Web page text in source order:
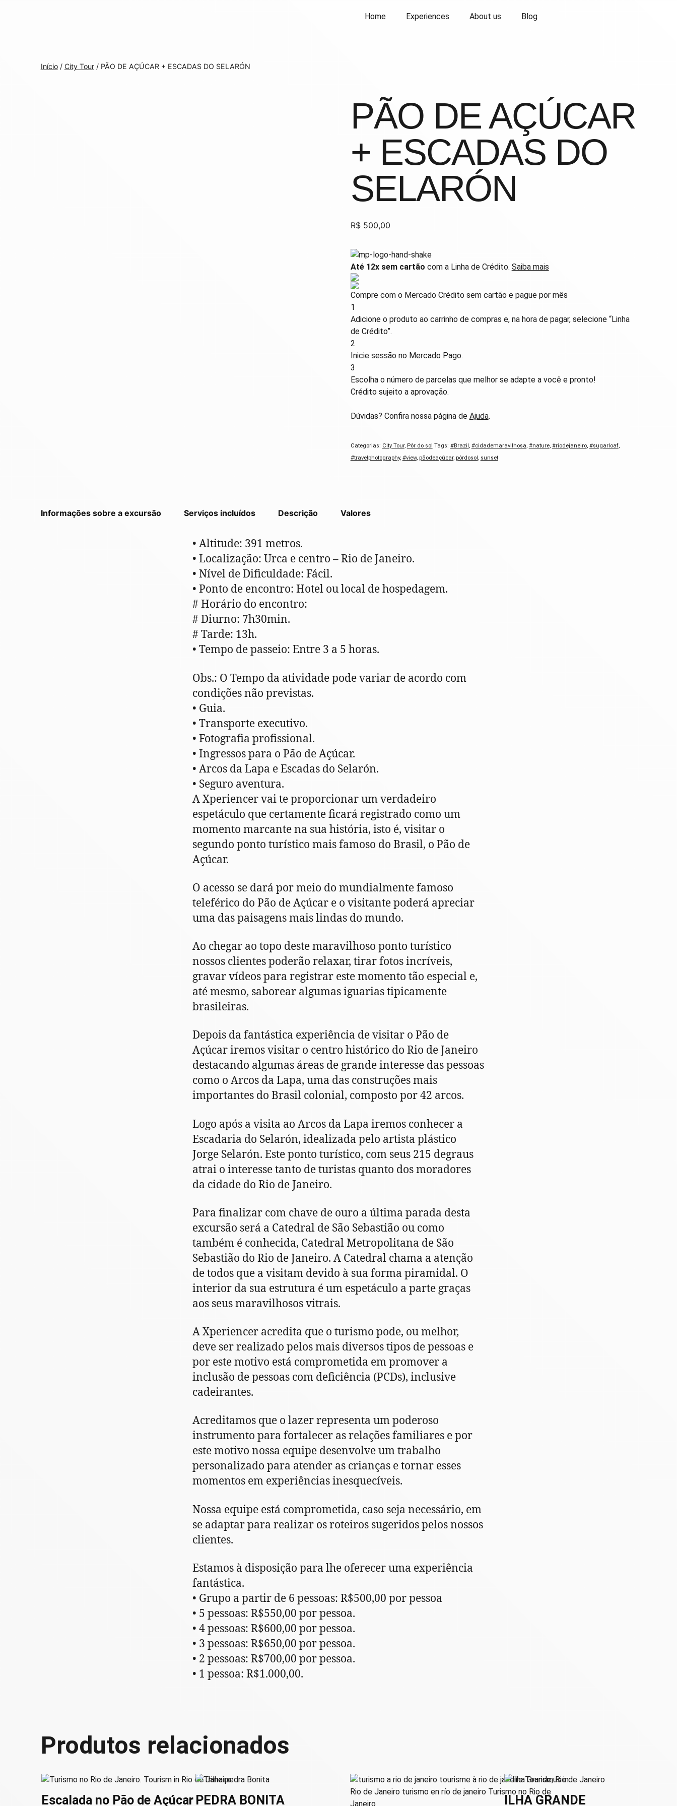
Home Experiences About us Blog
Início/ City Tour/ PÃO DE AÇÚCAR + ESCADAS DO SELARÓN
PÃO DE AÇÚCAR
+ ESCADAS DO
SELARÓN
R$500,00
Até 12x sem cartão com a Linha de Crédito. Saiba mais
Compre com o Mercado Crédito sem cartão e pague por mês
1
Adicione o produto ao carrinho de compras e, na hora de pagar, selecione “Linha
de Crédito”.
2
Inicie sessão no Mercado Pago.
3
Escolha o número de parcelas que melhor se adapte a você e pronto!
Crédito sujeito a aprovação.
Dúvidas? Confira nossa página de Ajuda.
Categorias: City Tour, Pôr do sol Tags: #Brazil , #cidademaravilhosa, #nature, #riodejaneiro, #sugarloaf,
#travelphotography, #view, pãodeaçúcar, pôrdosol , sunset
Informações sobre a excursão Serviços incluídos Descrição Valores
• Altitude: 391 metros.
• Localização: Urca e centro – Rio de Janeiro.
• Nível de Dificuldade: Fácil.
• Ponto de encontro: Hotel ou local de hospedagem.
# Horário do encontro:
# Diurno: 7h30min.
# Tarde: 13h.
• Tempo de passeio: Entre 3 a 5 horas.
Obs.: O Tempo da atividade pode variar de acordo com
condições não previstas.
• Guia.
• Transporte executivo.
• Fotografia profissional.
• Ingressos para o Pão de Açúcar.
• Arcos da Lapa e Escadas do Selarón.
• Seguro aventura.
A Xperiencer vai te proporcionar um verdadeiro
espetáculo que certamente ficará registrado como um
momento marcante na sua história, isto é, visitar o
segundo ponto turístico mais famoso do Brasil, o Pão de
Açúcar.
O acesso se dará por meio do mundialmente famoso
teleférico do Pão de Açúcar e o visitante poderá apreciar
uma das paisagens mais lindas do mundo.
Ao chegar ao topo deste maravilhoso ponto turístico
nossos clientes poderão relaxar, tirar fotos incríveis,
gravar vídeos para registrar este momento tão especial e,
até mesmo, saborear algumas iguarias tipicamente
brasileiras.
Depois da fantástica experiência de visitar o Pão de
Açúcar iremos visitar o centro histórico do Rio de Janeiro
destacando algumas áreas de grande interesse das pessoas
como o Arcos da Lapa, uma das construções mais
importantes do Brasil colonial, composto por 42 arcos.
Logo após a visita ao Arcos da Lapa iremos conhecer a
Escadaria do Selarón, idealizada pelo artista plástico
Jorge Selarón. Este ponto turístico, com seus 215 degraus
atrai o interesse tanto de turistas quanto dos moradores
da cidade do Rio de Janeiro.
Para finalizar com chave de ouro a última parada desta
excursão será a Catedral de São Sebastião ou como
também é conhecida, Catedral Metropolitana de São
Sebastião do Rio de Janeiro. A Catedral chama a atenção
de todos que a visitam devido à sua forma piramidal. O
interior da sua estrutura é um espetáculo a parte graças
aos seus maravilhosos vitrais.
A Xperiencer acredita que o turismo pode, ou melhor,
deve ser realizado pelos mais diversos tipos de pessoas e
por este motivo está comprometida em promover a
inclusão de pessoas com deficiência (PCDs), inclusive
cadeirantes.
Acreditamos que o lazer representa um poderoso
instrumento para fortalecer as relações familiares e por
este motivo nossa equipe desenvolve um trabalho
personalizado para atender as crianças e tornar esses
momentos em experiências inesquecíveis.
Nossa equipe está comprometida, caso seja necessário, em
se adaptar para realizar os roteiros sugeridos pelos nossos
clientes.
Estamos à disposição para lhe oferecer uma experiência
fantástica.
• Grupo a partir de 6 pessoas: R$500,00 por pessoa
• 5 pessoas: R$550,00 por pessoa.
• 4 pessoas: R$600,00 por pessoa.
• 3 pessoas: R$650,00 por pessoa.
• 2 pessoas: R$700,00 por pessoa.
• 1 pessoa: R$1.000,00.
Produtos relacionados
Escalada no Pão de Açúcar PEDRA BONITA ILHA GRANDE